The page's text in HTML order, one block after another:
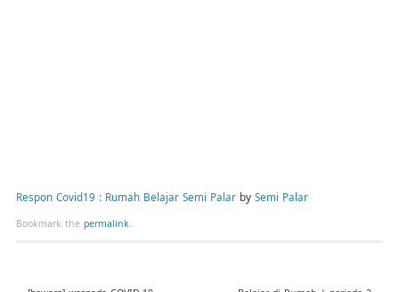
Respon Covid19 : Rumah Belajar Semi Palarby Semi Palar
Bookmark the permalink.